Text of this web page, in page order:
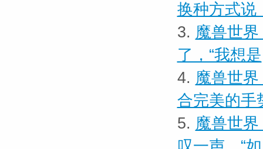
换种方式说
3. 魔兽世
了，“我想是
4. 魔兽世
合完美的手
5. 魔兽世